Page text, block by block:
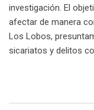
investigación. El
afectar de manera
Los Lobos,
sicariatos y delitos